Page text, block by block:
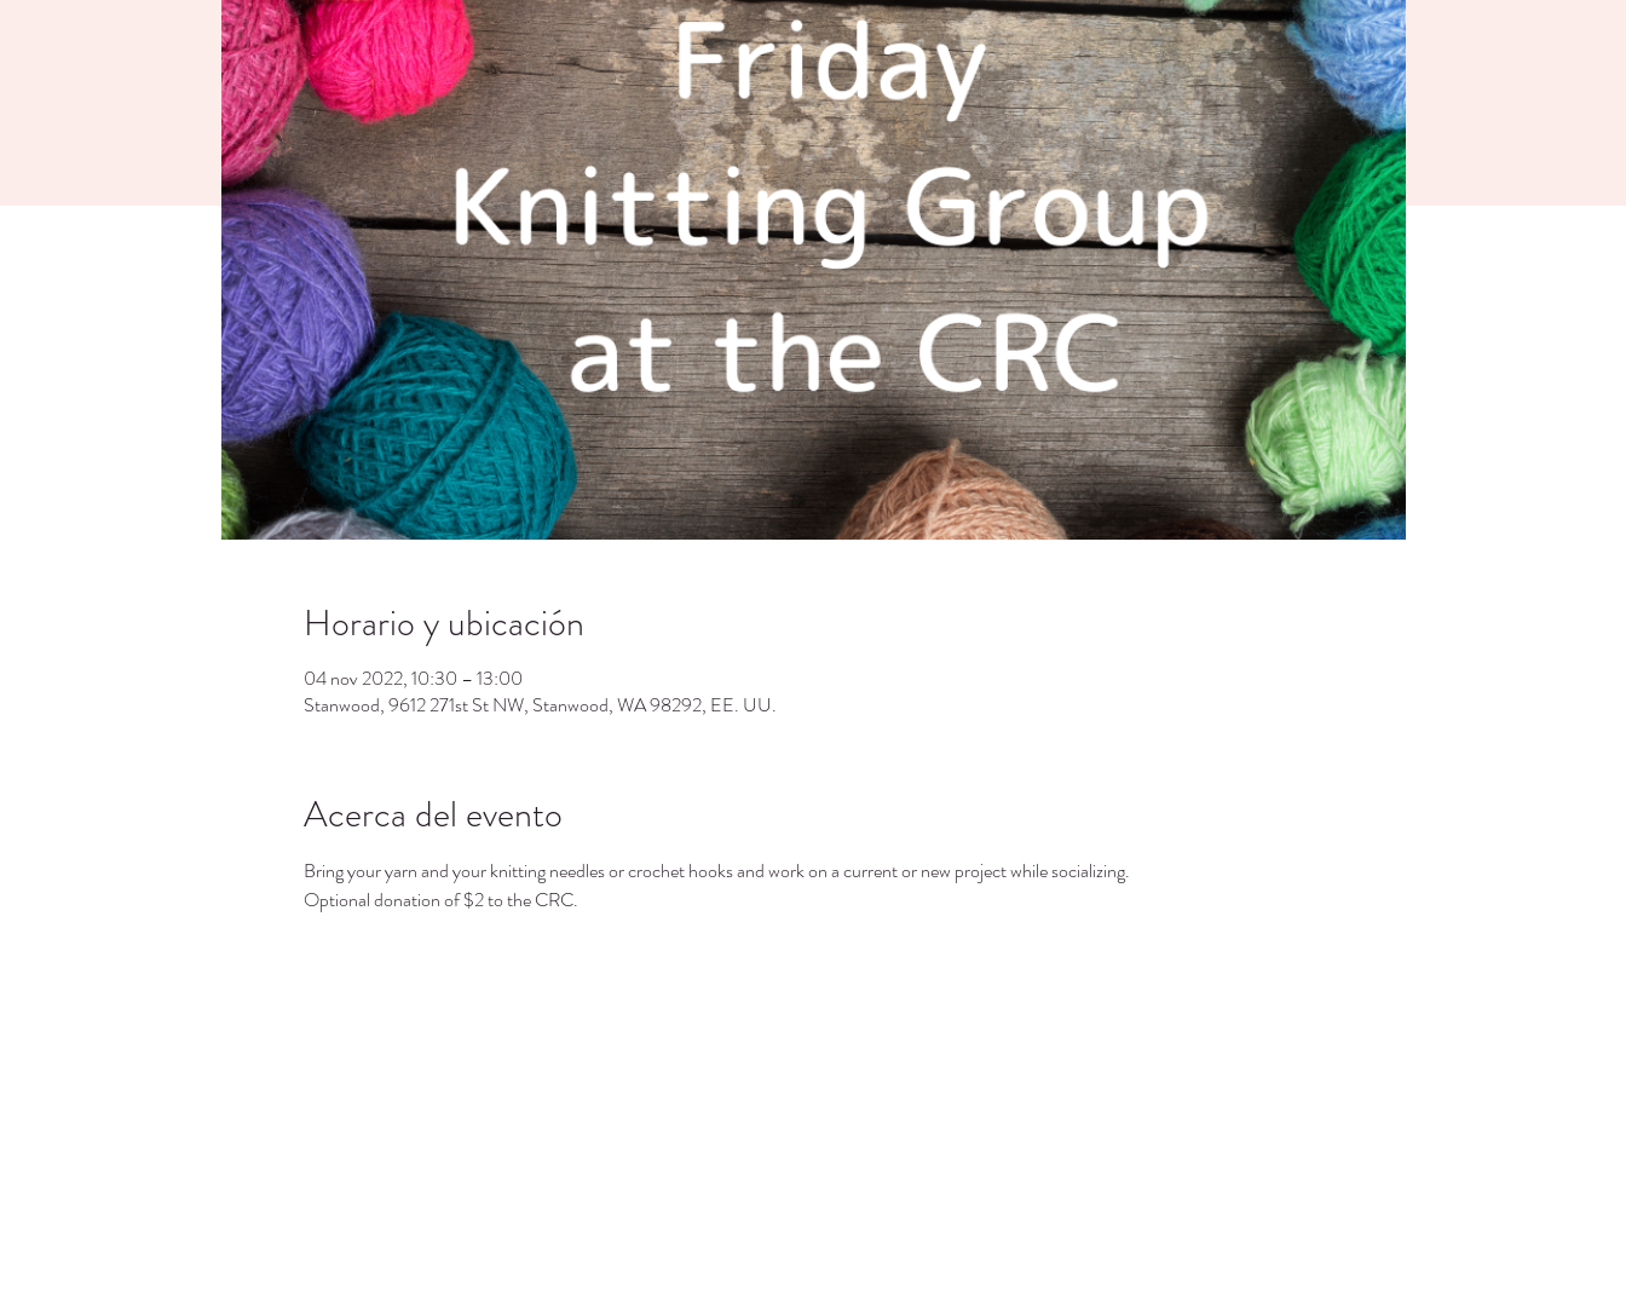
Horario y ubicación
04 nov 2022, 10:30 – 13:00
Stanwood, 9612 271st St NW, Stanwood, WA 98292, EE. UU.
Acerca del evento
Bring your yarn and your knitting needles or crochet hooks and work on a current or new project while socializing.
Optional donation of $2 to the CRC.